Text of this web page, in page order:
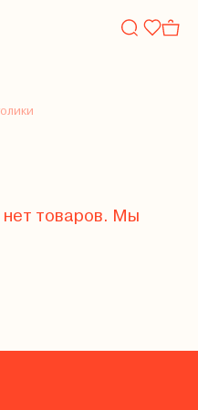
нет товаров. Мы